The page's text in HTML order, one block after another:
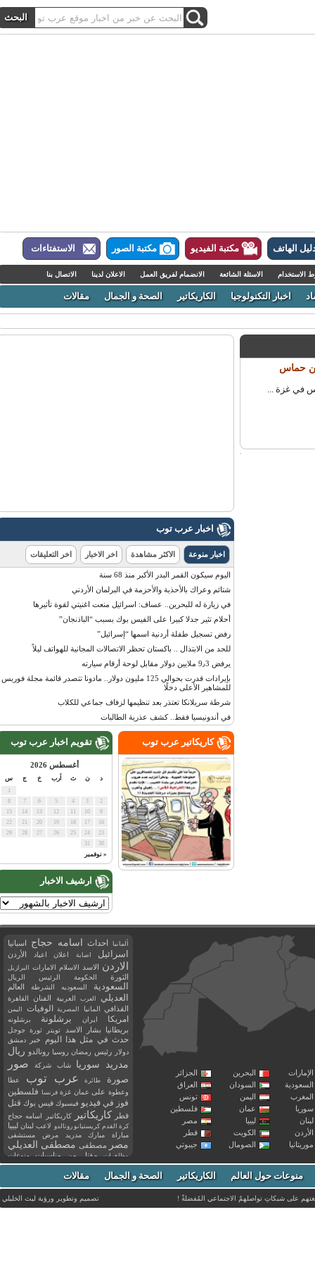
الهاتف مكتبة الفيديو مكتبة الصور الاستفتاءات
الاسئلة الشائعة الانضمام لفريق العمل الاعلان لدينا الاتصال بنا
اخبار التكنولوجيا الكاريكاتير الصحة و الجمال مقالات
حماس
اخبار عرب توب
اخبار منوعة الاكثر مشاهدة اخر الاخبار اخر التعليقات
اليوم سيكون القمر البدر الأكبر منذ 68 سنة
شتائم وعراك بالأحذية والأحزمة في البرلمان الأردني
في زيارة له للبحرين.. عساف: اسرائيل منعت اغنيتي لقوة تأثيرها
أحلام تثير جدلا كبيرا على الفيس بوك بسبب “الباذنجان”
رفض تسجيل طفلة أردنية اسمها “إسرائيل”
للحد من الابتذال .. باكستان تحظر الاتصالات المجانية للهواتف ليلاً
يرفض 9٫3 ملايين دولار مقابل لوحة أرقام سيارته
بإيرادات قدرت بحوالي 125 مليون دولار.. مادونا تتصدر قائمة مجلة فوربس
للمشاهير الأعلى دخلًا
شرطة سريلانكا تعتذر بعد تنظيمها لزفاف جماعي للكلاب
في أندونيسيا فقط.. كشف عذرية الطالبات
تقويم اخبار عرب توب
أغسطس 2026
أرب س
« نوفمبر
ارشيف الاخبار
كاريكاتير عرب توب
البحرين
الجزائر
السودان
العراق
اليمن
تونس
عمان
فلسطين
ليبيا
مصر
الكويت
قطر
الصومال جيبوتي
ألمانيا احداث اسامه حجاج اسبانيا
اسرائيل اصابة اعلان اعياد الأردن
الاردن الاسد الاسلام الامارات البرازيل
الثورة الحكومة الرئيس الريال
السعودية السعوديه الشرطة العالم
العديلي العرب العربية الفنان القاهرة
القذافي المانيا المصرية الوفيات اليمن
امريكا ايران برشلونة برشلونه
بريطانيا بشار الاسد تويتر ثورة جوجل
حدث في مثل هذا اليوم خبر دمشق
دولار رئيس رمضان روسيا رونالدو ريال
مدريد
سوريا شاب شركة صور
صورة طائرة عرب توب
عطا
وعطوة على عمان غزة فرنسا فلسطين
فوز في فيديو فيسبوك فيس بوك قتل
قطر كاريكاتير كاريكاتير اسامه حجاج
كرة القدم كريستيانو رونالدو لاعب لبنان ليبيا
مباراة مبارك مدريد مرض مستشفى
مصر مصطفى مصطفى العديلي
مظاهرات مقتل من مناسبات
منوعات
مواليد
موت ميسي ميلان نادي نشر
وفاة وفيات يوتيوب منوعات حول العالم الكاريكاتير الصحة و الجمال مقالات
على شبكاتِ تواصلهمْ الاجتماعي المُفضلةْ ! تصميم وتطوير ورؤيةليث الخليلي